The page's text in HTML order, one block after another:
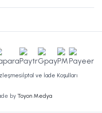
İptal ve İade Koşulları
by Toyon Medya